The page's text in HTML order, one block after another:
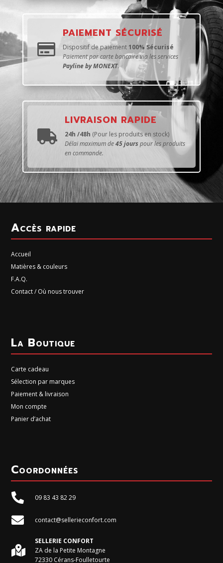

PAIEMENT SÉCURISÉ
Dispositif de paiement100% Sécurisé
Paiement par carte bancaire via les services
Payline by MONEXT.

LIVRAISON RAPIDE
24h /48h (Pour les produits en stock)
Délai maximum de45 jourspour les produits
en commande.
Accès rapide
Accueil
Matières & couleurs
F.A.Q.
Contact / Où nous trouver
La Boutique
Carte cadeau
Sélection par marques
Paiement & livraison
Mon compte
Panier d’achat
Coordonnées
 09 83 43 82 29
 contact@sellerieconfort.com

SELLERIE CONFORT
ZA de la Petite Montagne
72330 Cérans-Foulletourte